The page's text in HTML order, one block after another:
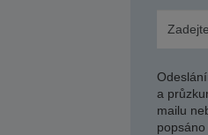
a
mailu
popsáno